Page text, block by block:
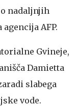
nadaljnjih
AFP.
Gvineje,
Damietta
slabega
vode.